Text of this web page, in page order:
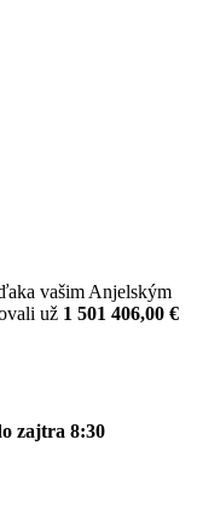
vašim Anjelským
už 1 501 406,00 €
zajtra 8:30